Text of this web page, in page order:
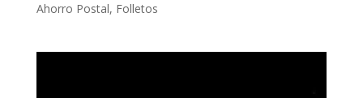
Ahorro Postal, Folletos